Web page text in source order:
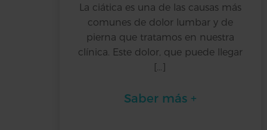
La ciática es una de las causas más
comunes de dolor lumbar y de
pierna que tratamos en nuestra
clínica. Este dolor, que puede llegar
[…]
Saber más +